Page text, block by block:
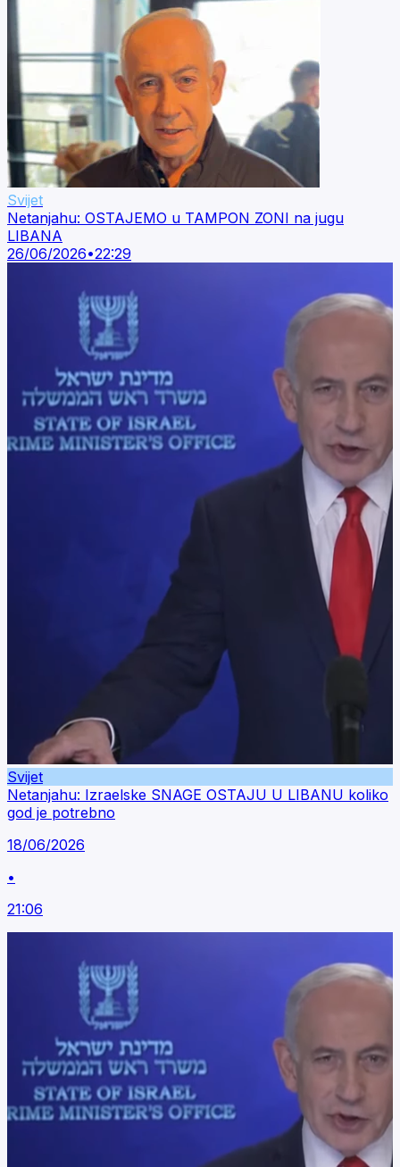
Svijet
Netanjahu: OSTAJEMO u TAMPON ZONI na jugu
LIBANA
26/06/2026•22:29
Svijet
Netanjahu: Izraelske SNAGE OSTAJU U LIBANU koliko
god je potrebno
18/06/2026
•
21:06